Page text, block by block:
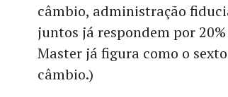
câmbio, administração
juntos já respondem por
Master já figura como o
câmbio.)